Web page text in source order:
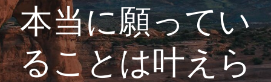
本当に願ってい
ることは叶えら